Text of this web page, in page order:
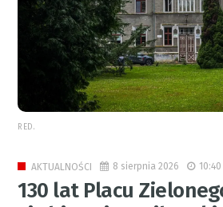
RED.
AKTUALNOŚCI 8 sierpnia 2026 10:40
130 lat Placu